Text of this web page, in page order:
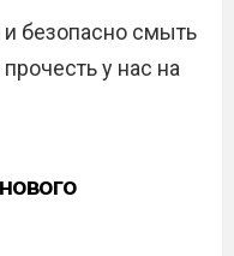
безопасно смыть
у нас на